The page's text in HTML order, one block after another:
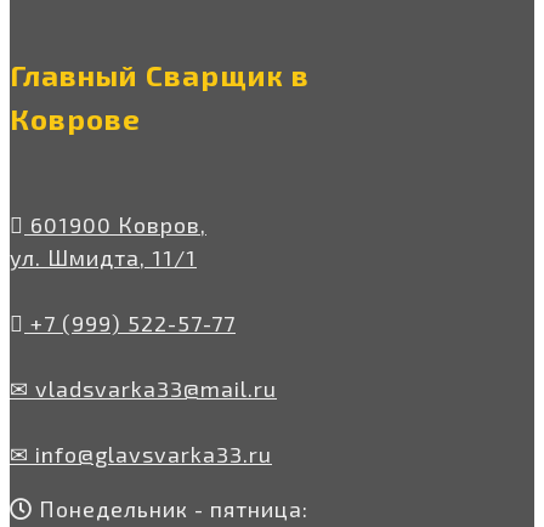
Главный Сварщик в
Коврове
601900 Ковров,
ул. Шмидта, 11/1
+7 (999) 522-57-77
✉ vladsvarka33@mail.ru
✉ info@glavsvarka33.ru
Понедельник - пятница: